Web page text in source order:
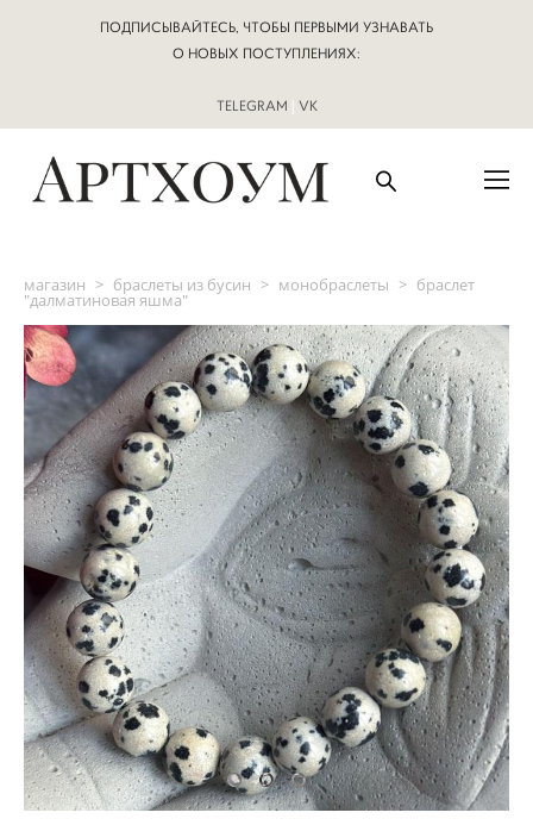
ПОДПИСЫВАЙТЕСЬ, ЧТОБЫ ПЕРВЫМИ УЗНАВАТЬ
О НОВЫХ ПОСТУПЛЕНИЯХ:
TELEGRAM | VK
магазин > браслеты из бусин > монобраслеты > браслет
"далматиновая яшма"